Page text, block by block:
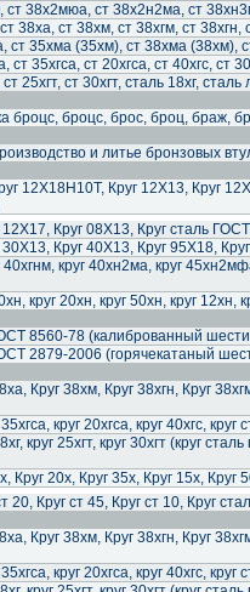
ст 38х2мюа, ст 38х2н2ма, ст
38ха, ст 38хм, ст 38хгм, ст
ст 35хма (35хм), ст 38хма (38хм),
ст 35хгса, ст 20хгса, ст 40хгс, ст
ст 25хгт, ст 30хгт, сталь 18хг,
броцс, броцс, брос, броц, браж,
и литье бронзовых
12Х18Н10Т, Круг 12Х13, Круг
12Х17, Круг 08Х13, Круг сталь
30Х13, Круг 40Х13, Круг 95Х18,
40хгнм, круг 40хн2ма, круг
круг 20хн, круг 50хн, круг 12хн,
8560-78 (калиброванный
2879-2006 (горячекатаный
Круг 38хм, Круг 38хгн, Круг
35хгса, круг 20хгса, круг 40хгс,
круг 25хгт, круг 30хгт (круг
Круг 20х, Круг 35х, Круг 15х,
20, Круг ст 45, Круг ст 10, Круг
Круг 38хм, Круг 38хгн, Круг
35хгса, круг 20хгса, круг 40хгс,